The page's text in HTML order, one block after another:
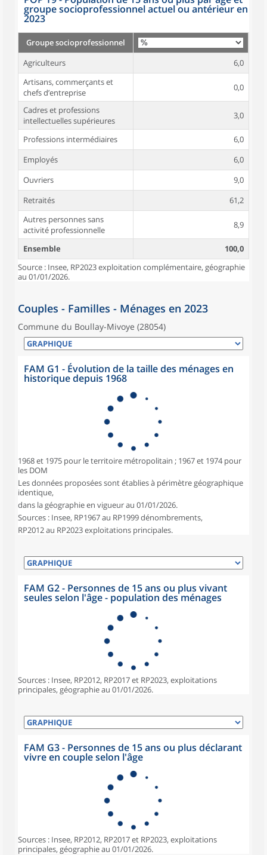
groupe socioprofessionnel actuel ou antérieur en
2023
Groupe socioprofessionnel
Agriculteurs
6,0
Artisans, commerçants et
chefs d’entreprise
0,0
Cadres et professions
intellectuelles supérieures
3,0
Professions intermédiaires
6,0
Employés
6,0
Ouvriers
9,0
Retraités
61,2
Autres personnes sans
activité professionnelle
8,9
Ensemble
100,0
Source : Insee, RP2023 exploitation complémentaire, géographie
au 01/01/2026.
Couples - Familles - Ménages en 2023
Commune du Boullay-Mivoye (28054)
FAM G1 - Évolution de la taille des ménages en
historique depuis 1968
1968 et 1975 pour le territoire métropolitain ; 1967 et 1974 pour
les DOM
Les données proposées sont établies à périmètre géographique
identique,
dans la géographie en vigueur au 01/01/2026.
Sources : Insee, RP1967 au RP1999 dénombrements,
RP2012 au RP2023 exploitations principales.
FAM G2 - Personnes de 15 ans ou plus vivant
seules selon l'âge - population des ménages
Sources : Insee, RP2012, RP2017 et RP2023, exploitations
principales, géographie au 01/01/2026.
FAM G3 - Personnes de 15 ans ou plus déclarant
vivre en couple selon l'âge
Sources : Insee, RP2012, RP2017 et RP2023, exploitations
principales, géographie au 01/01/2026.